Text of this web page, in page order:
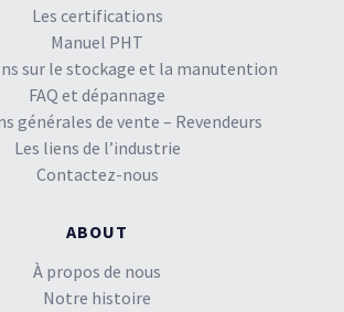
Les certifications
Manuel PHT
sur le stockage et la manutention
FAQ et dépannage
générales de vente – Revendeurs
Les liens de l’industrie
Contactez-nous
ABOUT
À propos de nous
Notre histoire